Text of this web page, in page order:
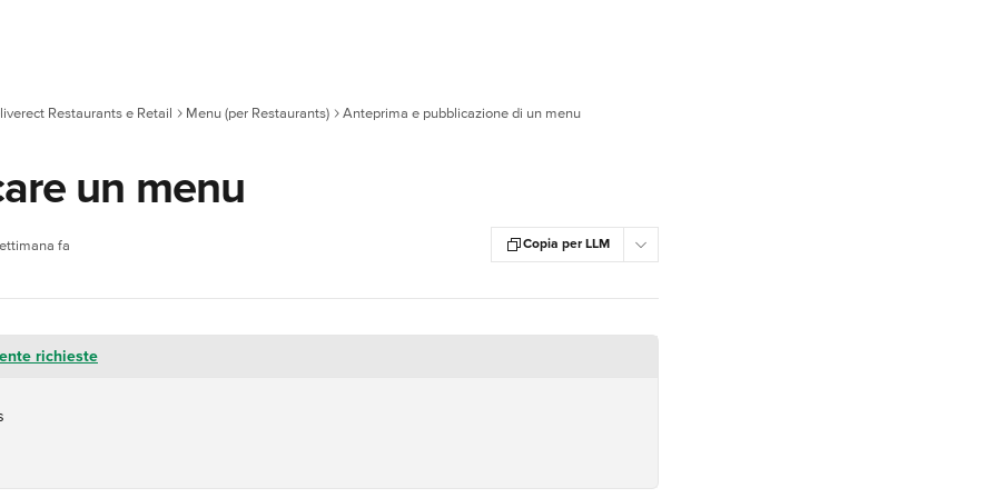
Restaurants e Retail Menu (per Restaurants)
Anteprima e pubblicazione di un menu
un menu
fa Copia per LLM
richieste